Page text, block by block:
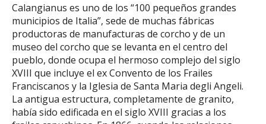
Calangianus es uno de los “100 pequeños grandes
municipios de Italia”, sede de muchas fábricas
productoras de manufacturas de corcho y de un
museo del corcho que se levanta en el centro del
pueblo, donde ocupa el hermoso complejo del siglo
XVIII que incluye el ex Convento de los Frailes
Franciscanos y la Iglesia de Santa Maria degli Angeli.
La antigua estructura, completamente de granito,
había sido edificada en el siglo XVIII gracias a los